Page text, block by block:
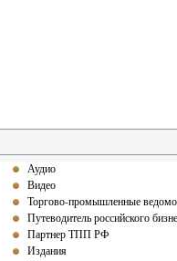
Аудио
Видео
Торгово-промышленные
Путеводитель российского
Партнер ТПП РФ
Издания